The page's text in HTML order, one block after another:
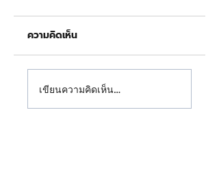
ความคิดเห็น
เขียนความคิดเห็น…